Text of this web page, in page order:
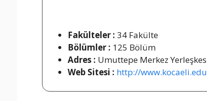
Fakülteler : 34 Fakülte
Bölümler : 125 Bölüm
Adres : Umuttepe Merkez
Web Sitesi : http://